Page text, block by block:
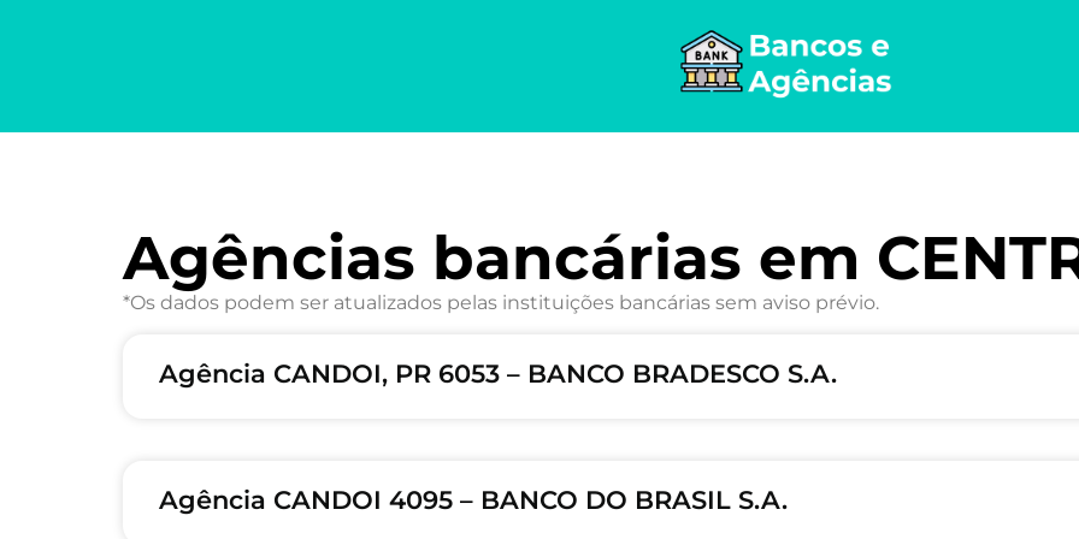
Agências bancárias em
*Os dados podem ser atualizados pelas instituições bancárias sem aviso prévio.
Agência CANDOI, PR 6053 – BANCO BRADESCO S.A.
Agência CANDOI 4095 – BANCO DO BRASIL S.A.